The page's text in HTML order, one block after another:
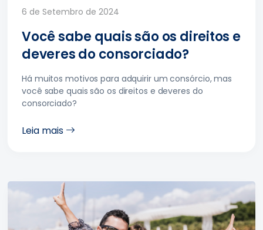
6 de Setembro de 2024
Você sabe quais são os direitos e
deveres do consorciado?
Há muitos motivos para adquirir um consórcio, mas
você sabe quais são os direitos e deveres do
consorciado?
Leia mais